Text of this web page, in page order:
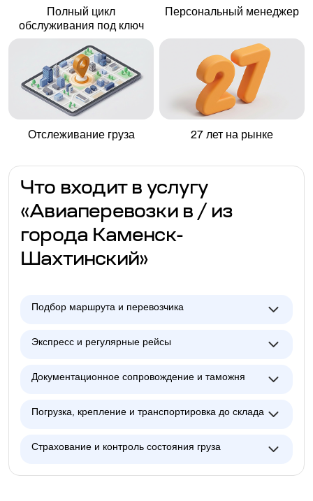
Полный цикл
обслуживания под ключ
Персональный менеджер
Отслеживание груза 27 лет на рынке
Что входит в услугу
«Авиаперевозки в / из
города Каменск-
Шахтинский»
Подбор маршрута и перевозчика
Экспресс и регулярные рейсы
Документационное сопровождение и таможня
Погрузка, крепление и транспортировка до склада
Страхование и контроль состояния груза